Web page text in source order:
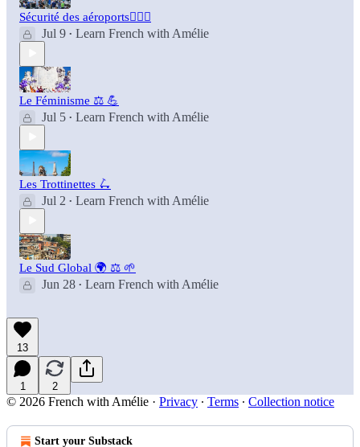
Sécurité des aéroports👮🏻‍♂️
Jul 9 • Learn French with Amélie
Le Féminisme ⚖️ 💪
Jul 5 • Learn French with Amélie
Les Trottinettes 🛴
Jul 2 • Learn French with Amélie
Le Sud Global 🌍 ⚖️ 🌱
Jun 28 • Learn French with Amélie
13
1 2
© 2026 French with Amélie · Privacy ∙ Terms ∙ Collection notice
Start your Substack